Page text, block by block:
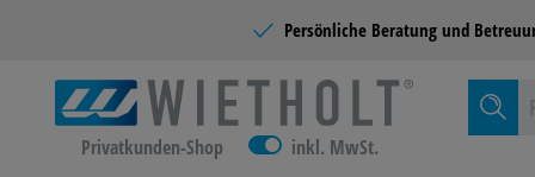
Persönliche Beratung und
Privatkunden-Shop inkl. MwSt.